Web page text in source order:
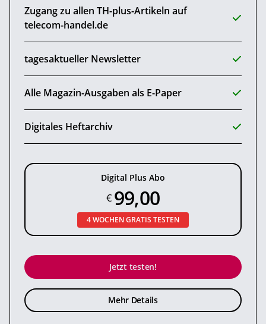
Zugang zu allen TH-plus-Artikeln auf
telecom-handel.de
tagesaktueller Newsletter
Alle Magazin-Ausgaben als E-Paper
Digitales Heftarchiv
Digital Plus Abo
€ 99,00
4 WOCHEN GRATIS TESTEN
Jetzt testen!
Mehr Details